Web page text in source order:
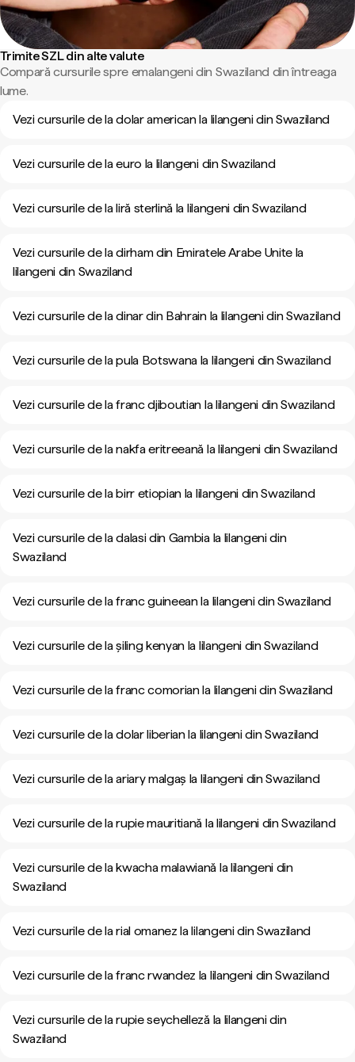
Trimite SZL din alte valute
Compară cursurile spre emalangeni din Swaziland din întreaga
lume.
Vezi cursurile de la dolar american la lilangeni din Swaziland
Vezi cursurile de la euro la lilangeni din Swaziland
Vezi cursurile de la liră sterlină la lilangeni din Swaziland
Vezi cursurile de la dirham din Emiratele Arabe Unite la
lilangeni din Swaziland
Vezi cursurile de la dinar din Bahrain la lilangeni din Swaziland
Vezi cursurile de la pula Botswana la lilangeni din Swaziland
Vezi cursurile de la franc djiboutian la lilangeni din Swaziland
Vezi cursurile de la nakfa eritreeană la lilangeni din Swaziland
Vezi cursurile de la birr etiopian la lilangeni din Swaziland
Vezi cursurile de la dalasi din Gambia la lilangeni din
Swaziland
Vezi cursurile de la franc guineean la lilangeni din Swaziland
Vezi cursurile de la șiling kenyan la lilangeni din Swaziland
Vezi cursurile de la franc comorian la lilangeni din Swaziland
Vezi cursurile de la dolar liberian la lilangeni din Swaziland
Vezi cursurile de la ariary malgaș la lilangeni din Swaziland
Vezi cursurile de la rupie mauritiană la lilangeni din Swaziland
Vezi cursurile de la kwacha malawiană la lilangeni din
Swaziland
Vezi cursurile de la rial omanez la lilangeni din Swaziland
Vezi cursurile de la franc rwandez la lilangeni din Swaziland
Vezi cursurile de la rupie seychelleză la lilangeni din
Swaziland